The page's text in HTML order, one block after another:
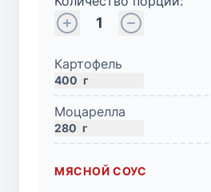
1
Картофель
400 г
Моцарелла
280 г
МЯСНОЙ СОУС